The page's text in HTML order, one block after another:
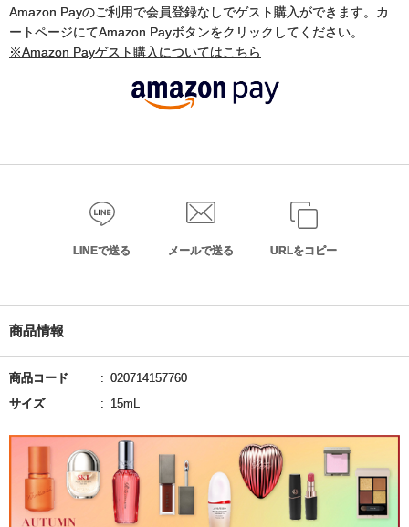
Amazon Payのご利用で会員登録なしでゲスト購入ができます。カ
ートページにてAmazon Payボタンをクリックしてください。
※Amazon Payゲスト購入についてはこちら
LINEで送る メールで送る URLをコピー
商品情報
商品コード
020714157760
サイズ
15mL